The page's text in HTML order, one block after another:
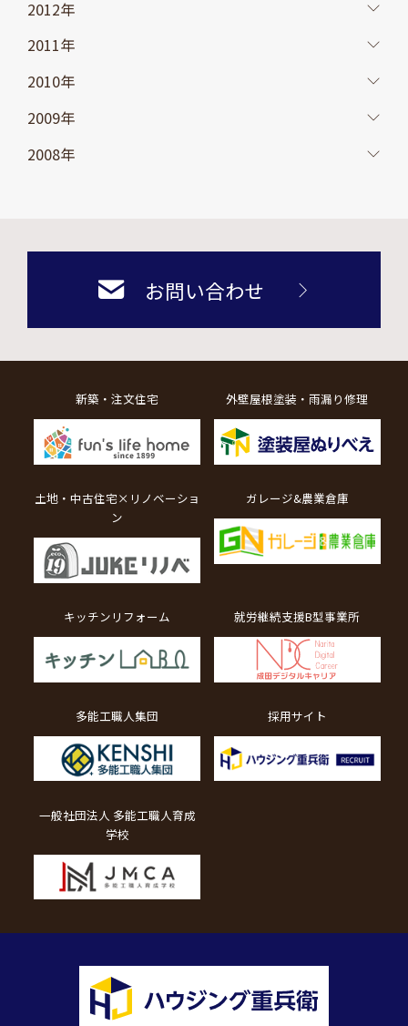
2012年
2011年
2010年
2009年
2008年
お問い合わせ
新築・注文住宅 外壁屋根塗装・雨漏り修理
土地・中古住宅×リノベーショ
ン
ガレージ&農業倉庫
キッチンリフォーム 就労継続支援B型事業所
多能工職人集団 採用サイト
一般社団法人 多能工職人育成
学校